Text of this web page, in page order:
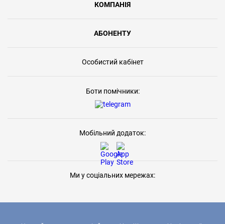
КОМПАНІЯ
АБОНЕНТУ
Особистий кабінет
Боти помічники:
Мобільний додаток:
Ми у соціальних мережах: